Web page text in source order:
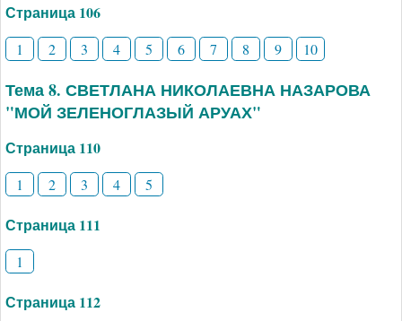
Страница 106
1 2 3 4 5 6 7 8 9 10
Тема 8. СВЕТЛАНА НИКОЛАЕВНА НАЗАРОВА
"МОЙ ЗЕЛЕНОГЛАЗЫЙ АРУАХ"
Страница 110
1 2 3 4 5
Страница 111
1
Страница 112